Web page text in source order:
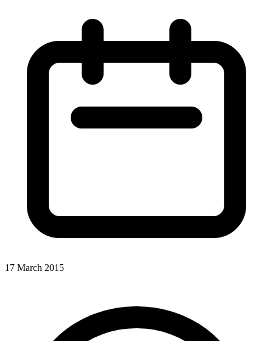
17 March 2015